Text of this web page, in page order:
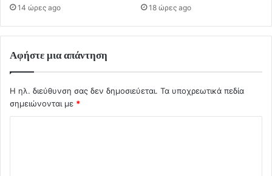
14 ώρες ago 18 ώρες ago
Αφήστε μια απάντηση
Η ηλ. διεύθυνση σας δεν δημοσιεύεται. Τα υποχρεωτικά πεδία
σημειώνονται με *